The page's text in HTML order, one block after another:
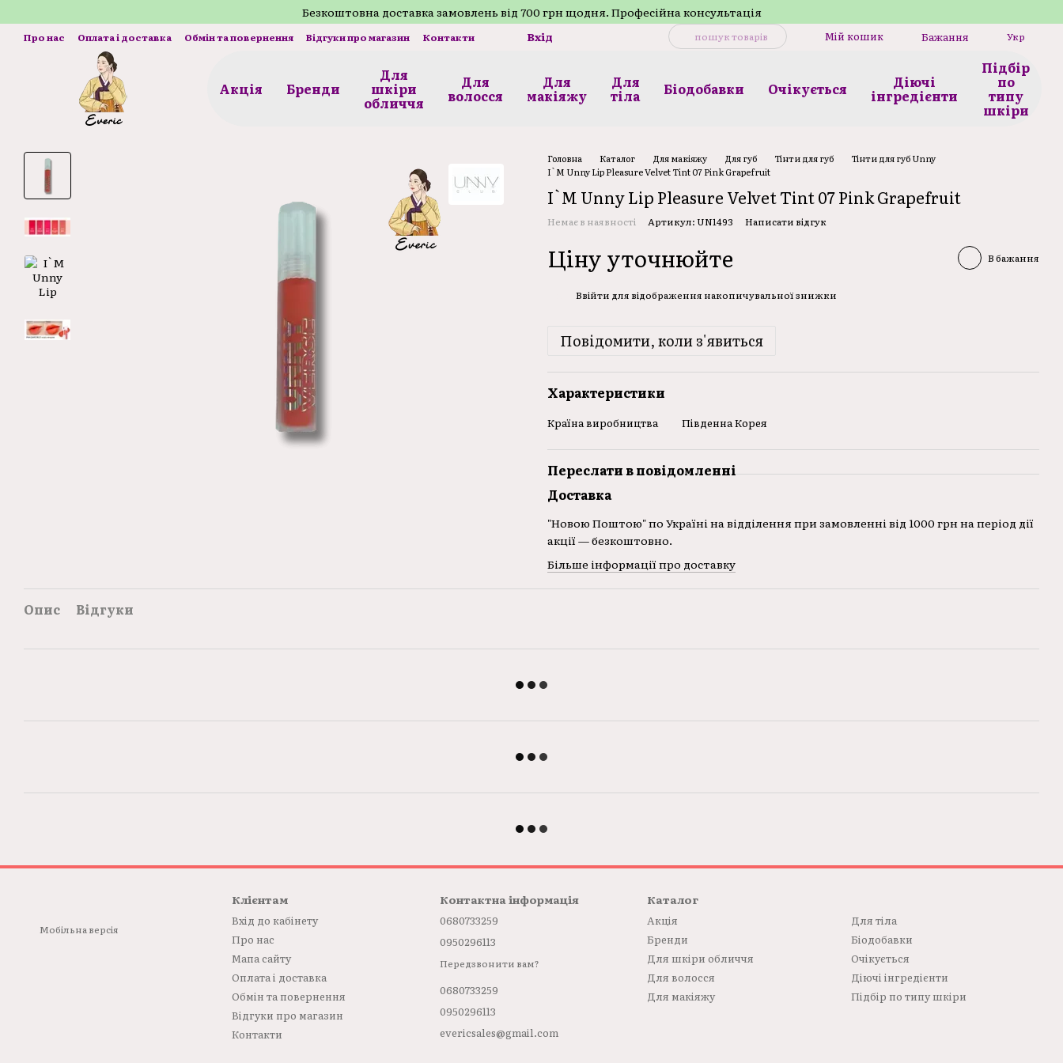
Безкоштовнa доставка замовлень від 700 грн щодня. Професійна консультація
Про нас Оплата і доставка Обмін та повернення Відгуки про магазин Контакти Вхід Мій кошик Бажання Укр
Акція Бренди
Для
шкіри
обличчя
Для
волосся
Для
макіяжу
Для
тілa Біодобавки Очікується Діючі
інгредієнти
Підбір
по
типу
шкіри
Головна Каталог Для макіяжу Для губ Тінти для губ
Тінти для губ Unny
I`M Unny Lip Pleasure Velvet Tint 07 Pink Grapefruit
I`M Unny Lip Pleasure Velvet Tint 07 Pink Grapefruit
Немає в наявності Артикул: UN1493 Написати відгук
Ціну уточнюйте В бажання
Ввійти для відображення накопичувальної знижки
Повідомити, коли з'явиться
Характеристики
Країна виробництва Південна Корея
Переслати в повідомленні
Доставка
"Новою Поштою" по Україні на відділення при замовленні від 1000 грн на період дії
акції — безкоштовно.
Більше інформації про доставку
Опис Відгуки
Мобільна версія
Клієнтам
Вхід до кабінету
Про нас
Мапа сайту
Оплата і доставка
Обмін та повернення
Відгуки про магазин
Контакти
Контактна інформація
0680733259
0950296113
Передзвонити вам?
0680733259
0950296113
evericsales@gmail.com
Каталог
Акція
Бренди
Для шкіри обличчя
Для волосся
Для макіяжу
Для тілa
Біодобавки
Очікується
Діючі інгредієнти
Підбір по типу шкіри